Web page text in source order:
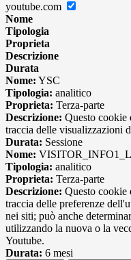
youtube.com
Nome
Tipologia
Proprieta
Descrizione
Durata
Nome: YSC
Tipologia: analitico
Proprieta: Terza-parte
Descrizione: Questo cookie
traccia delle visualizzazioni
Durata: Sessione
Nome:
Tipologia: analitico
Proprieta: Terza-parte
Descrizione: Questo cookie
traccia delle preferenze
nei siti; può anche
utilizzando la nuova o la
Youtube.
Durata: 6 mesi